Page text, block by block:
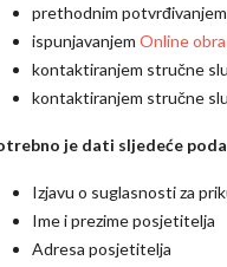
prethodnim
ispunjavanjem Online
kontaktiranjem stručne
kontaktiranjem stručne
je dati sljedeće
Izjavu o suglasnosti za
Ime i prezime posjetitelja
Adresa posjetitelja